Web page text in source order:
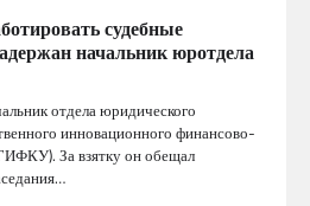
судебные
начальник юротдела
отдела юридического
инновационного финансово-
За взятку он обещал